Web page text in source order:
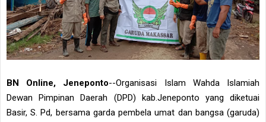
BN Online, Jeneponto--Organisasi Islam Wahda Islamiah
Dewan Pimpinan Daerah (DPD) kab.Jeneponto yang diketuai
Basir, S. Pd, bersama garda pembela umat dan bangsa (garuda)